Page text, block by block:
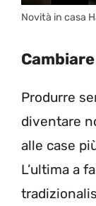
Novità in casa
Produrre
diventare
alle case
L’ultima a